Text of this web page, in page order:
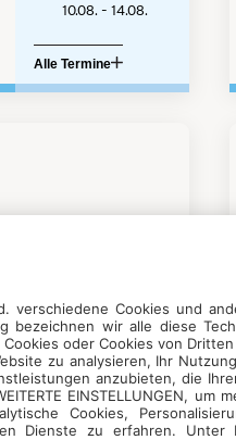
10.08. - 14.08.
Alle Termine